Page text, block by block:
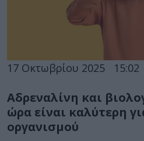
17 Οκτωβρίου 2025 15:02
Αδρεναλίνη και
ώρα είναι καλύτερη
οργανισμού